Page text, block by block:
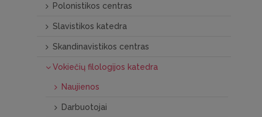
Polonistikos centras
Slavistikos katedra
Skandinavistikos centras
Vokiečių filologijos katedra
Naujienos
Darbuotojai